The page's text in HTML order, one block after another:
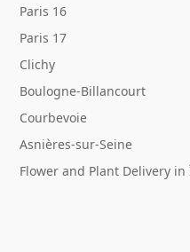
Paris 16
Paris 17
Clichy
Boulogne-Billancourt
Courbevoie
Asnières-sur-Seine
Flower and Plant Delivery